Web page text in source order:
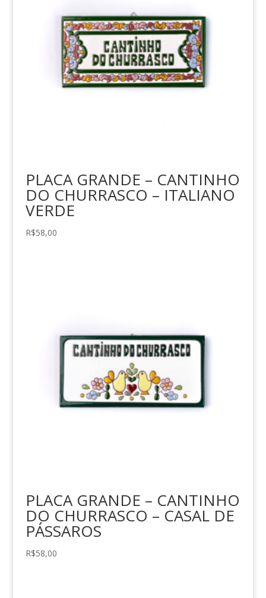
PLACA GRANDE – CANTINHO
DO CHURRASCO – ITALIANO
VERDE
R$58,00
PLACA GRANDE – CANTINHO
DO CHURRASCO – CASAL DE
PÁSSAROS
R$58,00